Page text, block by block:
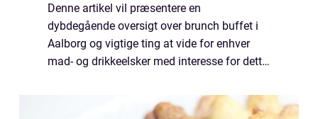
Denne artikel vil præsentere en
dybdegående oversigt over brunch buffet i
Aalborg og vigtige ting at vide for enhver
mad- og drikkeelsker med interesse for dette
udvikling af brunch buffet i byen. Hvad er en